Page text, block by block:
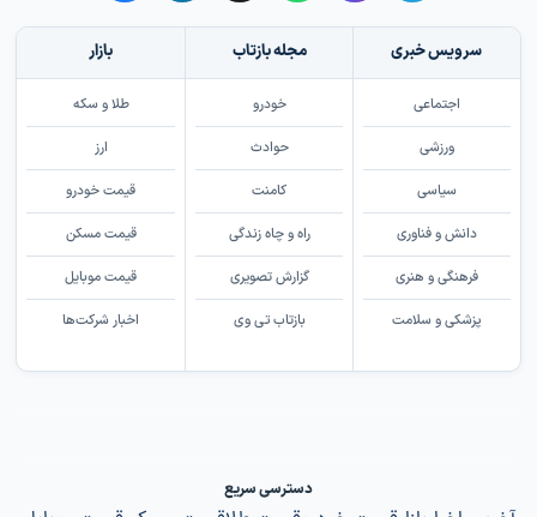
سرویس خبری
اجتماعی
ورزشی
سیاسی
دانش و فناوری
فرهنگی و هنری
پزشکی و سلامت
مجله بازتاب
خودرو
حوادث
کامنت
راه و چاه زندگی
گزارش تصویری
بازتاب تی وی
بازار
طلا و سکه
ارز
قیمت خودرو
قیمت مسکن
قیمت موبایل
اخبار شرکت‌ها
دسترسی سریع